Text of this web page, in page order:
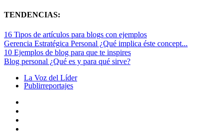
TENDENCIAS:
16 Tipos de artículos para blogs con ejemplos
Gerencia Estratégica Personal ¿Qué implica éste concept...
10 Ejemplos de blog para que te inspires
Blog personal ¿Qué es y para qué sirve?
La Voz del Líder
Publirreportajes